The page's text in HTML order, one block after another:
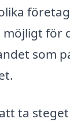
möjligt för
som
ta